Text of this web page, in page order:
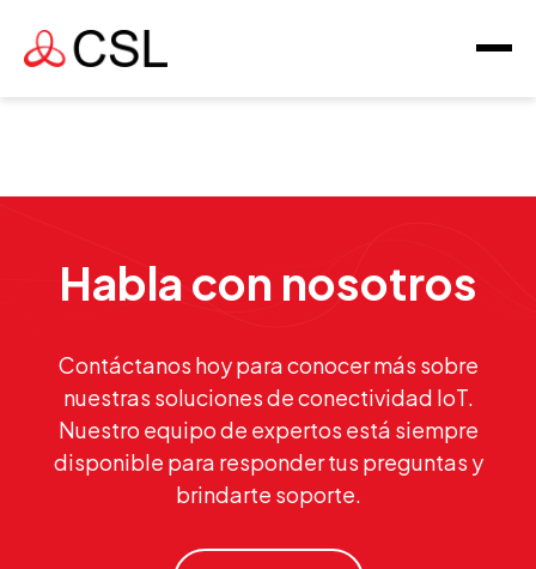
Habla con nosotros
Contáctanos hoy para conocer más sobre
nuestras soluciones de conectividad IoT.
Nuestro equipo de expertos está siempre
disponible para responder tus preguntas y
brindarte soporte.